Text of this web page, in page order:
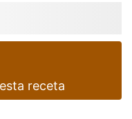
receta